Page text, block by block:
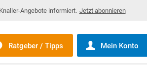
Angebote informiert. Jetzt abonnieren
Ratgeber / Tipps Mein Konto